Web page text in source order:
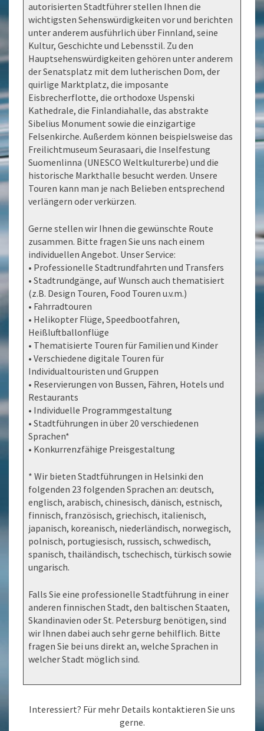
autorisierten Stadtführer stellen Ihnen die
wichtigsten Sehenswürdigkeiten vor und berichten
unter anderem ausführlich über Finnland, seine
Kultur, Geschichte und Lebensstil. Zu den
Hauptsehenswürdigkeiten gehören unter anderem
der Senatsplatz mit dem lutherischen Dom, der
quirlige Marktplatz, die imposante
Eisbrecherflotte, die orthodoxe Uspenski
Kathedrale, die Finlandiahalle, das abstrakte
Sibelius Monument sowie die einzigartige
Felsenkirche. Außerdem können beispielsweise das
Freilichtmuseum Seurasaari, die Inselfestung
Suomenlinna (UNESCO Weltkulturerbe) und die
historische Markthalle besucht werden. Unsere
Touren kann man je nach Belieben entsprechend
verlängern oder verkürzen.
Gerne stellen wir Ihnen die gewünschte Route
zusammen. Bitte fragen Sie uns nach einem
individuellen Angebot. Unser Service:
• Professionelle Stadtrundfahrten und Transfers
• Stadtrundgänge, auf Wunsch auch thematisiert
(z.B. Design Touren, Food Touren u.v.m.)
• Fahrradtouren
• Helikopter Flüge, Speedbootfahren,
Heißluftballonflüge
• Thematisierte Touren für Familien und Kinder
• Verschiedene digitale Touren für
Individualtouristen und Gruppen
• Reservierungen von Bussen, Fähren, Hotels und
Restaurants
• Individuelle Programmgestaltung
• Stadtführungen in über 20 verschiedenen
Sprachen*
• Konkurrenzfähige Preisgestaltung
* Wir bieten Stadtführungen in Helsinki den
folgenden 23 folgenden Sprachen an: deutsch,
englisch, arabisch, chinesisch, dänisch, estnisch,
finnisch, französisch, griechisch, italienisch,
japanisch, koreanisch, niederländisch, norwegisch,
polnisch, portugiesisch, russisch, schwedisch,
spanisch, thailändisch, tschechisch, türkisch sowie
ungarisch.
Falls Sie eine professionelle Stadtführung in einer
anderen finnischen Stadt, den baltischen Staaten,
Skandinavien oder St. Petersburg benötigen, sind
wir Ihnen dabei auch sehr gerne behilflich. Bitte
fragen Sie bei uns direkt an, welche Sprachen in
welcher Stadt möglich sind.
Interessiert? Für mehr Details kontaktieren Sie uns
gerne.